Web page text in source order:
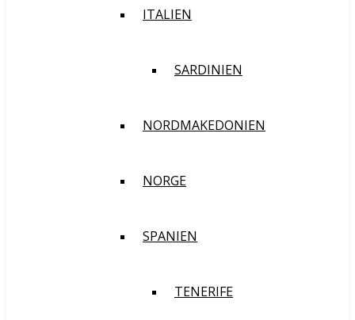
ITALIEN
SARDINIEN
NORDMAKEDONIEN
NORGE
SPANIEN
TENERIFE